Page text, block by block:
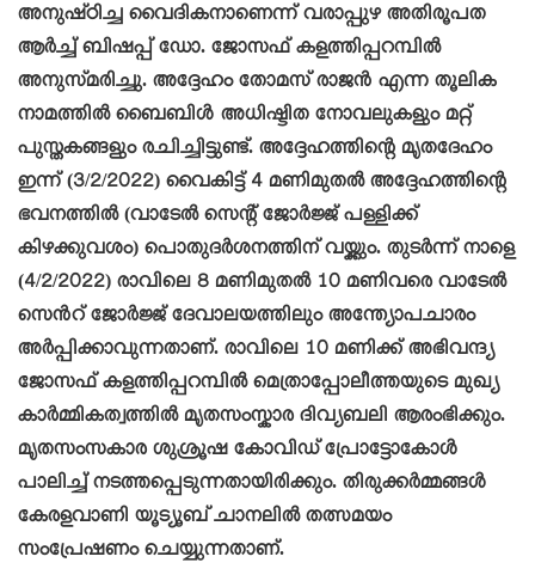
അനുഷ്ഠിച്ച വൈദികനാണെന്ന് വരാപ്പുഴ അതിരൂപത
ആർച്ച് ബിഷപ്പ് ഡോ. ജോസഫ് കളത്തിപ്പറമ്പിൽ
അനുസ്‌മരിച്ചു. അദ്ദേഹം തോമസ് രാജൻ എന്ന തൂലിക
നാമത്തിൽ ബൈബിൾ അധിഷ്ടിത നോവലുകളും മറ്റ്
പുസ്തകങ്ങളും രചിച്ചിട്ടുണ്ട്. അദ്ദേഹത്തിന്റെ മൃതദേഹം
ഇന്ന് (3/2/2022) വൈകിട്ട് 4 മണിമുതൽ അദ്ദേഹത്തിന്റെ
ഭവനത്തിൽ (വാടേൽ സെന്റ്‌ ജോർജ്ജ് പള്ളിക്ക്
കിഴക്കുവശം) പൊതുദർശനത്തിന് വയ്ക്കും. തുടർന്ന് നാളെ
(4/2/2022) രാവിലെ 8 മണിമുതൽ 10 മണിവരെ വാടേൽ
സെൻറ് ജോർജ്ജ് ദേവാലയത്തിലും അന്ത്യോപചാരം
അർപ്പിക്കാവുന്നതാണ്. രാവിലെ 10 മണിക്ക് അഭിവന്ദ്യ
ജോസഫ് കളത്തിപ്പറമ്പിൽ മെത്രാപ്പോലീത്തയുടെ മുഖ്യ
കാർമ്മികത്വത്തിൽ മൃതസംസ്കാര ദിവ്യബലി ആരംഭിക്കും.
മൃതസംസകാര ശുശ്രൂഷ കോവിഡ് പ്രോട്ടോകോൾ
പാലിച്ച് നടത്തപ്പെടുന്നതായിരിക്കും. തിരുക്കർമ്മങ്ങൾ
കേരളവാണി യൂട്യൂബ് ചാനലിൽ തത്സമയം
സംപ്രേഷണം ചെയ്യുന്നതാണ്.